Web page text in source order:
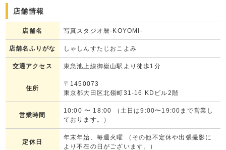
店舗情報
店舗名 写真スタジオ暦-KOYOMI-
店舗名ふりがな しゃしんすたじおこよみ
交通アクセス 東急池上線御嶽山駅より徒歩1分
住所
〒1450073
東京都大田区北嶺町31-16 KDビル2階
営業時間
10:00 〜 18:00
（土日は9:00〜19:00まで営業し
ております。）
定休日
年末年始、毎週火曜 （その他不定休や出張撮影に
より不在の日がございます。）